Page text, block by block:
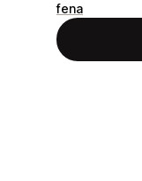
fena